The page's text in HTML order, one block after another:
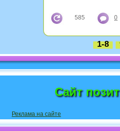
585 0
1-8
Сайт
Реклама на сайте